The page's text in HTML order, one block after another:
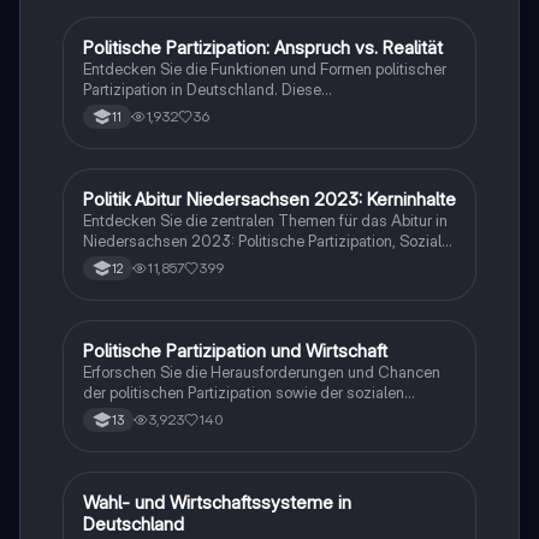
Wirtschaft und Recht
Politische Partizipation: Anspruch vs. Realität
Entdecken Sie die Funktionen und Formen politischer
Partizipation in Deutschland. Diese
Zusammenfassung behandelt Wahlen, Parteien,
Verbände, Bürgerinitiativen, soziale Bewegungen
mehr über die Herausforderungen und Chancen der
politischen Mitbestimmung.
11 1,932 36
Wirtschaft und Recht
Politik Abitur Niedersachsen 2023: Kerninhalte
Entdecken Sie die zentralen Themen für das Abitur in
Niedersachsen 2023: Politische Partizipation, Soziale
Marktwirtschaft, internationale Friedenssicherung und
weltwirtschaftliche Verflechtungen. Diese
Staates, Wahlverfahren, Theorien internationaler
Beziehungen und die Auswirkungen von
Globalisierung. Ideal für die Prüfungsvorbereitung.
12 11,857 399
Wirtschaft und Recht
Politische Partizipation und Wirtschaft
Erforschen Sie die Herausforderungen und Chancen
der politischen Partizipation sowie der sozialen
Marktwirtschaft. Diese Zusammenfassung behandelt
die Funktionen von Wahlen, die Rolle von Parteien, die
wirtschaftlichen Verflechtungen. Ideal für Abiturienten
in Niedersachsen 2024.
13 3,923 140
Wirtschaft und Recht
Wahl- und Wirtschaftssysteme in
Deutschland